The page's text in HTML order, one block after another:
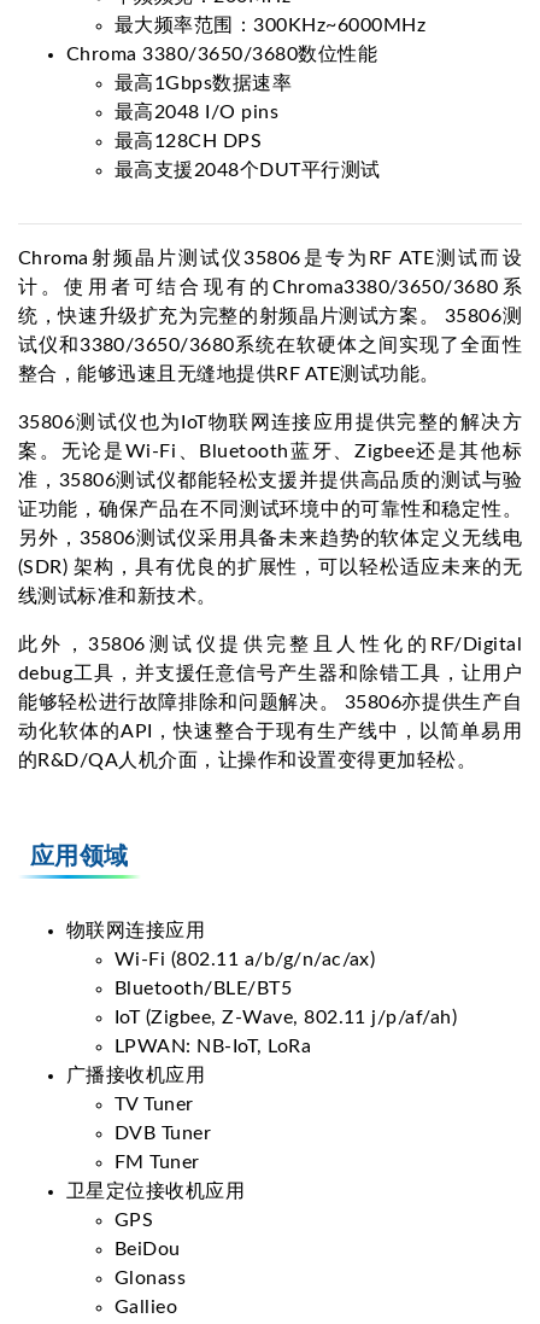
最大频率范围：300KHz~6000MHz
Chroma 3380/3650/3680数位性能
最高1Gbps数据速率
最高2048 I/O pins
最高128CH DPS
最高支援2048个DUT平行测试
Chroma射频晶片测试仪35806是专为RF ATE测试而设
计。使用者可结合现有的Chroma3380/3650/3680系
统，快速升级扩充为完整的射频晶片测试方案。 35806测
试仪和3380/3650/3680系统在软硬体之间实现了全面性
整合，能够迅速且无缝地提供RF ATE测试功能。
35806测试仪也为IoT物联网连接应用提供完整的解决方
案。无论是Wi-Fi、Bluetooth蓝牙、Zigbee还是其他标
准，35806测试仪都能轻松支援并提供高品质的测试与验
证功能，确保产品在不同测试环境中的可靠性和稳定性。
另外，35806测试仪采用具备未来趋势的软体定义无线电
(SDR) 架构，具有优良的扩展性，可以轻松适应未来的无
线测试标准和新技术。
此外，35806测试仪提供完整且人性化的RF/Digital
debug工具，并支援任意信号产生器和除错工具，让用户
能够轻松进行故障排除和问题解决。 35806亦提供生产自
动化软体的API，快速整合于现有生产线中，以简单易用
的R&D/QA人机介面，让操作和设置变得更加轻松。
应用领域
物联网连接应用
Wi-Fi (802.11 a/b/g/n/ac/ax)
Bluetooth/BLE/BT5
IoT (Zigbee, Z-Wave, 802.11 j/p/af/ah)
LPWAN: NB-IoT, LoRa
广播接收机应用
TV Tuner
DVB Tuner
FM Tuner
卫星定位接收机应用
GPS
BeiDou
Glonass
Gallieo